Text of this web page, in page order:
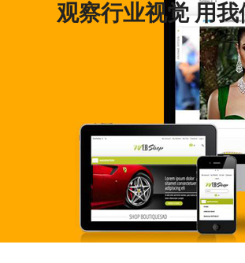
观察行业视觉 用